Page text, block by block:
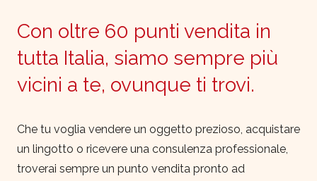
Con oltre 60 punti vendita in
tutta Italia, siamo sempre più
vicini a te, ovunque ti trovi.
Che tu voglia vendere un oggetto prezioso, acquistare
un lingotto o ricevere una consulenza professionale,
troverai sempre un punto vendita pronto ad